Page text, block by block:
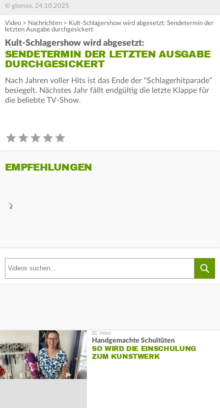
© glomex, 24.10.2025
Video > Nachrichten > Kult-Schlagershow wird abgesetzt: Sendetermin der
letzten Ausgabe durchgesickert
Kult-Schlagershow wird abgesetzt:
SENDETERMIN DER LETZTEN AUSGABE
DURCHGESICKERT
Nach Jahren voller Hits ist das Ende der "Schlagerhitparade“
besiegelt. Nächstes Jahr fällt endgültig die letzte Klappe für
die beliebte TV-Show.
EMPFEHLUNGEN
Handgemachte Schultüten
SO WIRD DIE EINSCHULUNG
ZUM KUNSTWERK